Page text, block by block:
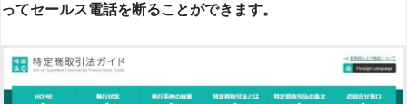
ってセールス電話を断ることができます。